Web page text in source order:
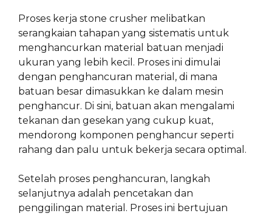
Proses kerja stone crusher melibatkan
serangkaian tahapan yang sistematis untuk
menghancurkan material batuan menjadi
ukuran yang lebih kecil. Proses ini dimulai
dengan penghancuran material, di mana
batuan besar dimasukkan ke dalam mesin
penghancur. Di sini, batuan akan mengalami
tekanan dan gesekan yang cukup kuat,
mendorong komponen penghancur seperti
rahang dan palu untuk bekerja secara optimal.
Setelah proses penghancuran, langkah
selanjutnya adalah pencetakan dan
penggilingan material. Proses ini bertujuan